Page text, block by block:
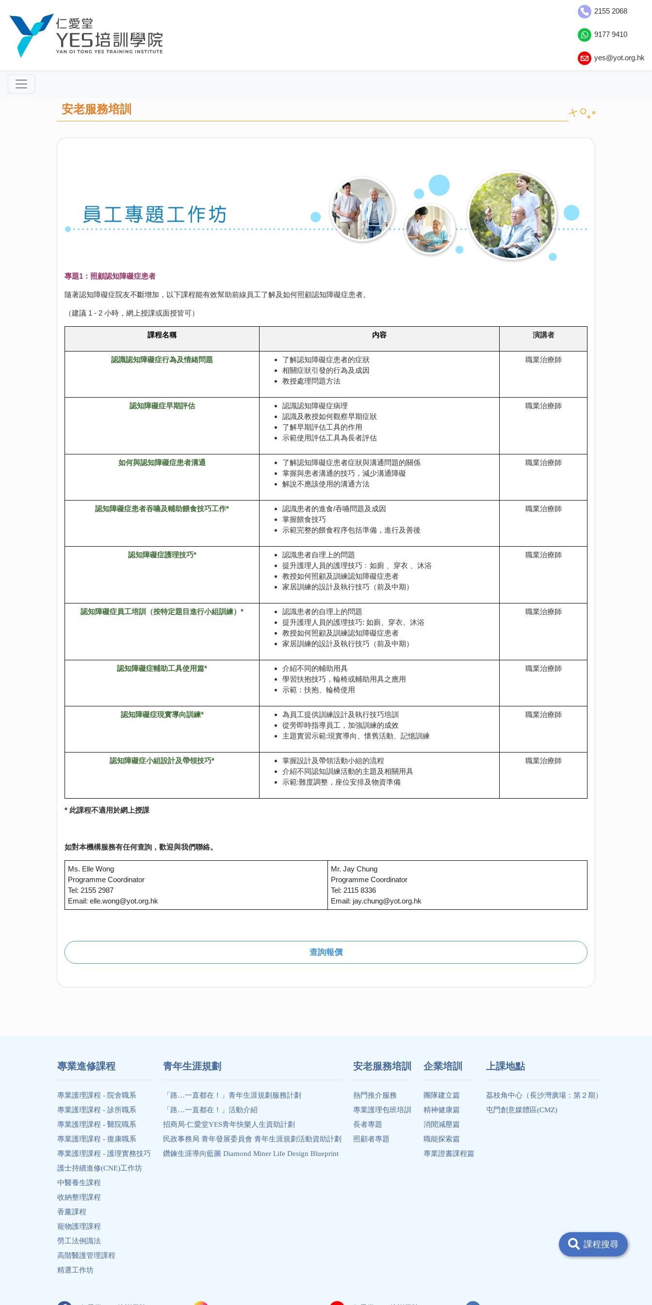
2155 2068
9177 9410
yes@yot.org.hk
課程搜尋
安老服務培訓
專題1：照顧認知障礙症患者
隨著認知障礙症院友不斷增加，以下課程能有效幫助前線員工了解及如何照顧認知障礙症患者。
（建議 1 - 2 小時，網上授課或面授皆可）
課程名稱 内容 演講者
認識認知障礙症行為及情緒問題
了解認知障礙症患者的症狀
相關症狀引發的行為及成因
教授處理問題方法
職業治療師
認知障礙症早期評估
認識認知障礙症病理
認識及教授如何觀察早期症狀
了解早期評估工具的作用
示範使用評估工具為長者評估
職業治療師
如何與認知障礙症患者溝通
了解認知障礙症患者症狀與溝通問題的關係
掌握與患者溝通的技巧，減少溝通障礙
解說不應該使用的溝通方法
職業治療師
認知障礙症患者吞嚥及輔助餵食技巧工作*
認識患者的進食/吞嚥問題及成因
掌握餵食技巧
示範完整的餵食程序包括準備，進行及善後
職業治療師
認知障礙症護理技巧*
認識患者自理上的問題
提升護理人員的護理技巧﹕如廁 、穿衣 、沐浴
教授如何照顧及訓練認知障礙症患者
家居訓練的設計及執行技巧（前及中期）
職業治療師
認知障礙症員工培訓（按特定題目進行小組訓練）*
認識患者的自理上的問題
提升護理人員的護理技巧: 如廁、穿衣、沐浴
教授如何照顧及訓練認知障礙症患者
家居訓練的設計及執行技巧（前及中期）
職業治療師
認知障礙症輔助工具使用篇*
介紹不同的輔助用具
學習扶抱技巧，輪椅或輔助用具之應用
示範：扶抱、輪椅使用
職業治療師
認知障礙症現實導向訓練*
為員工提供訓練設計及執行技巧培訓
從旁即時指導員工，加強訓練的成效
主題實習示範:現實導向、懷舊活動、記憶訓練
職業治療師
認知障礙症小組設計及帶領技巧*
掌握設計及帶領活動小組的流程
介紹不同認知訓練活動的主題及相關用具
示範:難度調整，座位安排及物資準備
職業治療師
* 此課程不適用於網上授課
如對本機構服務有任何查詢，歡迎與我們聯絡。
Ms. Elle Wong
Programme Coordinator
Tel: 2155 2987
Email: elle.wong@yot.org.hk
Mr. Jay Chung
Programme Coordinator
Tel: 2115 8336
Email: jay.chung@yot.org.hk
查詢報價
專業進修課程
專業護理課程 - 院舍職系
專業護理課程 - 診所職系
專業護理課程 - 醫院職系
專業護理課程 - 復康職系
專業護理課程 - 護理實務技巧
護士持續進修(CNE)工作坊
中醫養生課程
收納整理課程
香薰課程
寵物護理課程
勞工法例識法
高階醫護管理課程
精選工作坊
⻘年生涯規劃
「路…一直都在！」青年生涯規劃服務計劃
「路…一直都在！」活動介紹
招商局‧仁愛堂YES青年快樂人生資助計劃
民政事務局 青年發展委員會 青年生涯規劃活動資助計劃
鑽鍊生涯導向藍圖 Diamond Miner Life Design Blueprint
安老服務培訓
熱門推介服務
專業護理包班培訓
長者專題
照顧者專題
企業培訓
團隊建立篇
精神健康篇
消閒減壓篇
職能探索篇
專業證書課程篇
上課地點
荔枝角中心（長沙灣廣場：第２期）
屯門創意媒體區(CMZ)